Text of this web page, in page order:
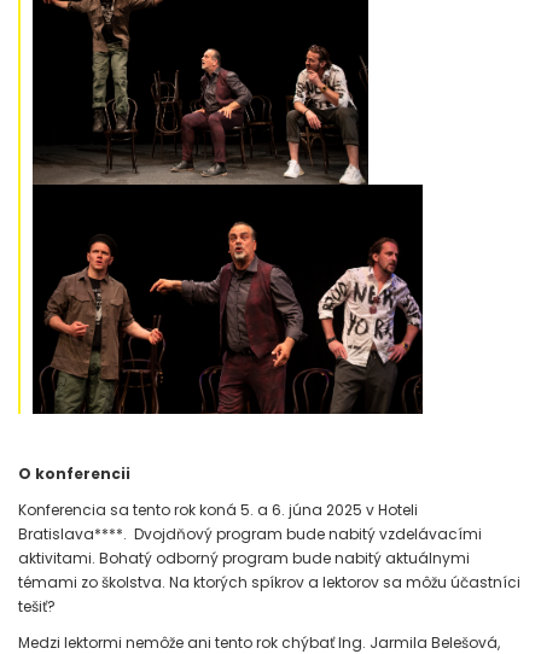
O konferencii
Konferencia sa tento rok koná 5. a 6. júna 2025 v Hoteli
Bratislava****. Dvojdňový program bude nabitý vzdelávacími
aktivitami. Bohatý odborný program bude nabitý aktuálnymi
témami zo školstva. Na ktorých spíkrov a lektorov sa môžu účastníci
tešiť?
Medzi lektormi nemôže ani tento rok chýbať Ing. Jarmila Belešová,